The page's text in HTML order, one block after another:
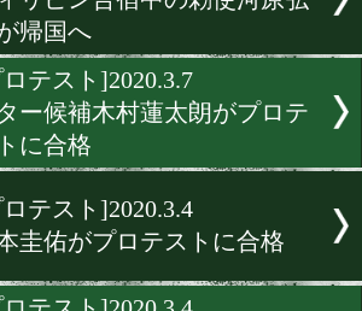
[公開練習]2020.6.11
中谷潤人と石井渡士也が
ーリング
[非公開練習]2020.6.10
中谷潤人が日本ユース王者
経戦!